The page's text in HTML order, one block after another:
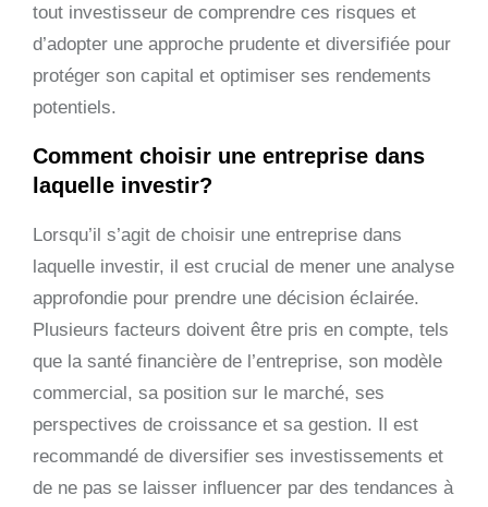
tout investisseur de comprendre ces risques et
d’adopter une approche prudente et diversifiée pour
protéger son capital et optimiser ses rendements
potentiels.
Comment choisir une entreprise dans
laquelle investir?
Lorsqu’il s’agit de choisir une entreprise dans
laquelle investir, il est crucial de mener une analyse
approfondie pour prendre une décision éclairée.
Plusieurs facteurs doivent être pris en compte, tels
que la santé financière de l’entreprise, son modèle
commercial, sa position sur le marché, ses
perspectives de croissance et sa gestion. Il est
recommandé de diversifier ses investissements et
de ne pas se laisser influencer par des tendances à